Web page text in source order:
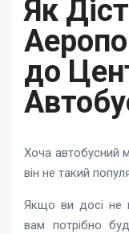
Як
до
Хоча автобусний
він не такий
Якщо ви досі не
вам потрібно